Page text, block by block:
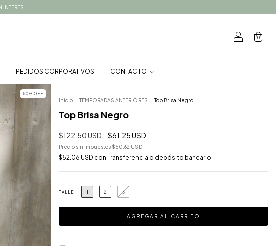
0
PEDIDOS CORPORATIVOS CONTACTO
50% OFF
Inicio TEMPORADAS ANTERIORES Top Brisa Negro
Top Brisa Negro
$122.50 USD $61.25 USD
Precio sin impuestos $50.62 USD
$52.06 USD con Transferencia o depósito bancario
TALLE 1 2 3